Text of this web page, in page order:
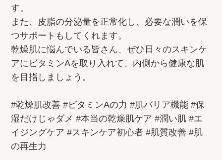
す。
また、皮脂の分泌量を正常化し、必要な潤いを保
つサポートもしてくれます。
乾燥肌に悩んでいる皆さん、ぜひ日々のスキンケ
アにビタミンAを取り入れて、内側から健康な肌
を目指しましょう。
#乾燥肌改善 #ビタミンAの力 #肌バリア機能 #保
湿だけじゃダメ #本当の乾燥肌ケア #潤い肌 #エ
イジングケア #スキンケア初心者 #肌質改善 #肌
の再生力